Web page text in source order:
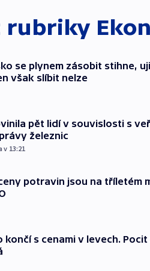
rubriky
se plynem zásobit stihne,
však slíbit nelze
pět lidí v souvislosti s
železnic
v 13:21
potravin jsou na tříletém
končí s cenami v levech.